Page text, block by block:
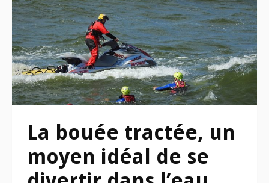
La bouée tractée, un
moyen idéal de se